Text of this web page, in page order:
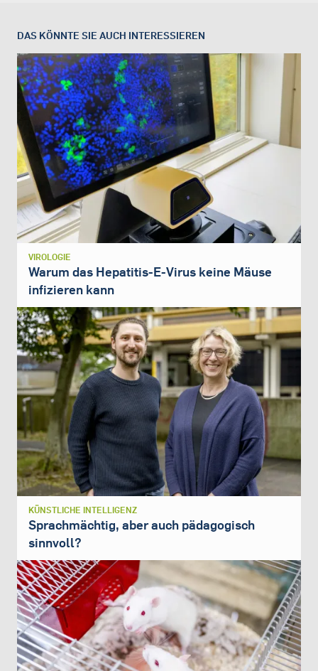
DAS KÖNNTE SIE AUCH INTERESSIEREN
VIROLOGIE
Warum das Hepatitis-E-Virus keine Mäuse
infizieren kann
KÜNSTLICHE INTELLIGENZ
Sprachmächtig, aber auch pädagogisch
sinnvoll?